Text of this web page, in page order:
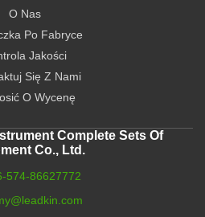
O Nas
Po Fabryce
Jakości
Się Z Nami
O Wycenę
Complete Sets Of
Co., Ltd.
574-86627772